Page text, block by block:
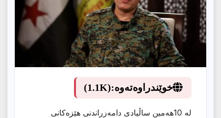
خوێندراوەتەوە:(1.1K)
لە 10هەمین ساڵیادی دامەزراندنی هێزەکانی